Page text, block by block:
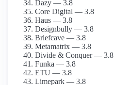
Dazy — 3.8
Core Digital — 3.8
Haus — 3.8
Designbully — 3.8
Briefcave — 3.8
Metamatrix — 3.8
Divide & Conquer — 3.8
Funka — 3.8
ETU — 3.8
Limepark — 3.8